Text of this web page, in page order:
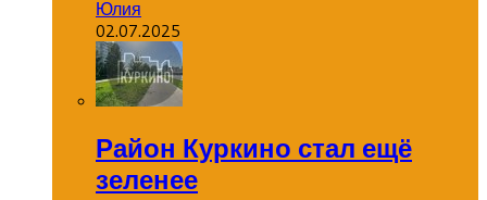
Юлия
02.07.2025
Район Куркино стал ещё
зеленее